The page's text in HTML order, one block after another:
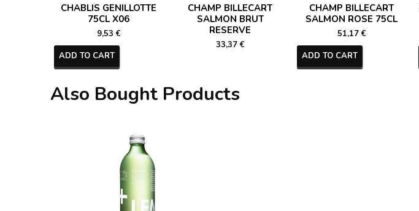
CHABLIS GENILLOTTE
75CL X06
9,53 €
ADD TO CART
CHAMP BILLECART
SALMON BRUT
RESERVE
33,37 €
CHAMP BILLECART
SALMON ROSE 75CL
51,17 €
ADD TO CART
Also Bought Products